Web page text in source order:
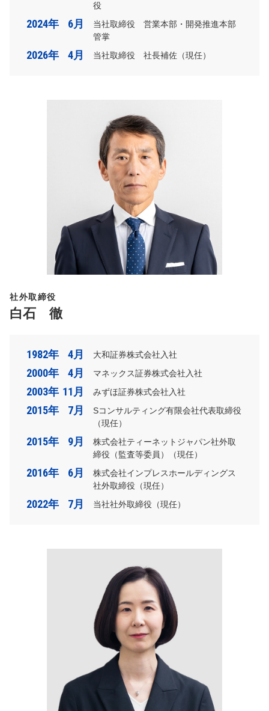
役
2024年 6月
当社取締役 営業本部・開発推進本部
管掌
2026年 4月 当社取締役 社長補佐（現任）
社外取締役
白石 徹
1982年 4月 大和証券株式会社入社
2000年 4月 マネックス証券株式会社入社
2003年 11月 みずほ証券株式会社入社
2015年 7月
Sコンサルティング有限会社代表取締役
（現任）
2015年 9月
株式会社ティーネットジャパン社外取
締役（監査等委員）（現任）
2016年 6月
株式会社インプレスホールディングス
社外取締役（現任）
2022年 7月 当社社外取締役（現任）